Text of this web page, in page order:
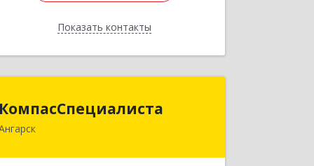
Показать контакты
Назад
665826, Иркутская обл, Ангарск г, 12А